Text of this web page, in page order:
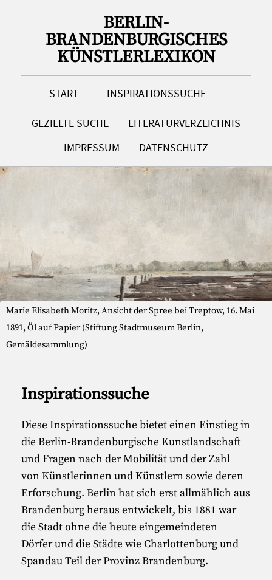
BERLIN-
BRANDENBURGISCHES
KÜNSTLERLEXIKON
START INSPIRATIONSSUCHE
GEZIELTE SUCHE
LITERATURVERZEICHNIS
IMPRESSUM
DATENSCHUTZ
Marie Elisabeth Moritz, Ansicht der Spree bei Treptow, 16. Mai
1891, Öl auf Papier (Stiftung Stadtmuseum Berlin,
Gemäldesammlung)
Inspirationssuche
Diese Inspirationssuche bietet einen Einstieg in
die Berlin-Brandenburgische Kunstlandschaft
und Fragen nach der Mobilität und der Zahl
von Künstlerinnen und Künstlern sowie deren
Erforschung. Berlin hat sich erst allmählich aus
Brandenburg heraus entwickelt, bis 1881 war
die Stadt ohne die heute eingemeindeten
Dörfer und die Städte wie Charlottenburg und
Spandau Teil der Provinz Brandenburg.